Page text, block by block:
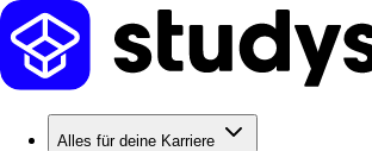
Alles für deine Karriere